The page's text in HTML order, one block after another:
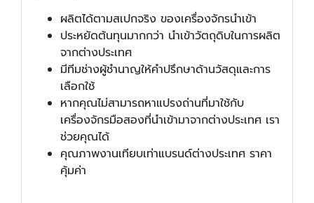
ผลิตได้ตามสเปกจริง ของเครื่องจักรนำเข้า
ประหยัดต้นทุนมากกว่า นำเข้าวัตถุดิบในการผลิต
จากต่างประเทศ
มีทีมช่างผู้ชำนาญให้คำปรึกษาด้านวัสดุและการ
เลือกใช้
หากคุณไม่สามารถหาแปรงถ่านที่มาใช้กับ
เครื่องจักรมือสองที่นำเข้ามาจากต่างประเทศ เรา
ช่วยคุณได้
คุณภาพงานเทียบเท่าแบรนด์ต่างประเทศ ราคา
คุ้มค่า